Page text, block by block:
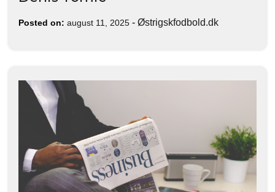
Posted on: august 11, 2025 - Østrigskfodbold.dk